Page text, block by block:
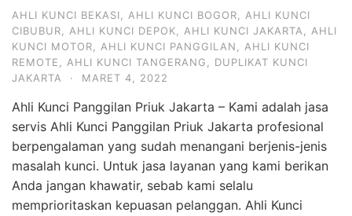
AHLI KUNCI BEKASI AHLI KUNCI BOGOR
AHLI KUNCI
CIBUBUR
AHLI KUNCI DEPOK AHLI KUNCI JAKARTA
AHLI
KUNCI MOTOR
AHLI KUNCI PANGGILAN
AHLI KUNCI
REMOTE
AHLI KUNCI TANGERANG
DUPLIKAT KUNCI
JAKARTA
· MARET 4, 2022
Ahli Kunci Panggilan Priuk Jakarta – Kami adalah jasa
servis Ahli Kunci Panggilan Priuk Jakarta profesional
berpengalaman yang sudah menangani berjenis-jenis
masalah kunci. Untuk jasa layanan yang kami berikan
Anda jangan khawatir, sebab kami selalu
memprioritaskan kepuasan pelanggan. Ahli Kunci